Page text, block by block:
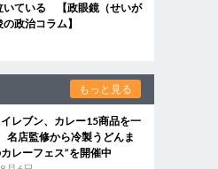
いている 【政眼鏡（せいが
政治コラム】
もっと見る
レブン、カレー15商品を一
店監修から冷製うどんま
レーフェス”を開催中